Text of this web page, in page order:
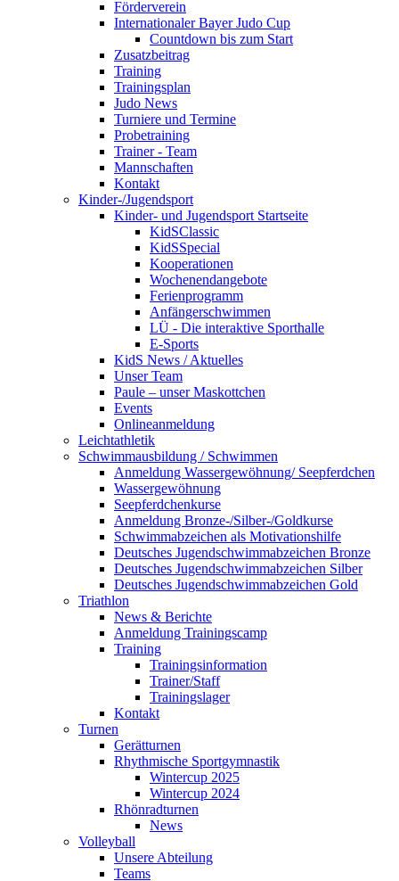
Förderverein
Internationaler Bayer Judo Cup
Countdown bis zum Start
Zusatzbeitrag
Training
Trainingsplan
Judo News
Turniere und Termine
Probetraining
Trainer - Team
Mannschaften
Kontakt
Kinder-/Jugendsport
Kinder- und Jugendsport Startseite
KidSClassic
KidSSpecial
Kooperationen
Wochenendangebote
Ferienprogramm
Anfängerschwimmen
LÜ - Die interaktive Sporthalle
E-Sports
KidS News / Aktuelles
Unser Team
Paule – unser Maskottchen
Events
Onlineanmeldung
Leichtathletik
Schwimmausbildung / Schwimmen
Anmeldung Wassergewöhnung/ Seepferdchen
Wassergewöhnung
Seepferdchenkurse
Anmeldung Bronze-/Silber-/Goldkurse
Schwimmabzeichen als Motivationshilfe
Deutsches Jugendschwimmabzeichen Bronze
Deutsches Jugendschwimmabzeichen Silber
Deutsches Jugendschwimmabzeichen Gold
Triathlon
News & Berichte
Anmeldung Trainingscamp
Training
Trainingsinformation
Trainer/Staff
Trainingslager
Kontakt
Turnen
Gerätturnen
Rhythmische Sportgymnastik
Wintercup 2025
Wintercup 2024
Rhönradturnen
News
Volleyball
Unsere Abteilung
Teams